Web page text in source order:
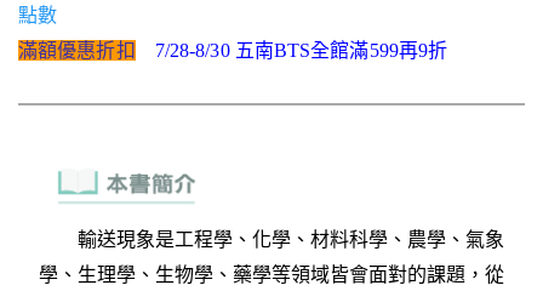
點數
滿額優惠折扣
7/28-8/30 五南BTS全館滿599再9折